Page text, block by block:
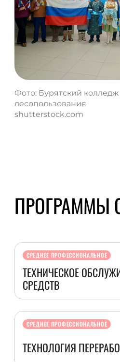
Фото: Бурятский колледж
лесопользования
shutterstock.com
ПРОГРАММЫ
СРЕДНЕЕ ПРОФЕССИОНАЛЬНОЕ
ТЕХНИЧЕСКОЕ
СРЕДСТВ
СРЕДНЕЕ ПРОФЕССИОНАЛЬНОЕ
ТЕХНОЛОГИЯ